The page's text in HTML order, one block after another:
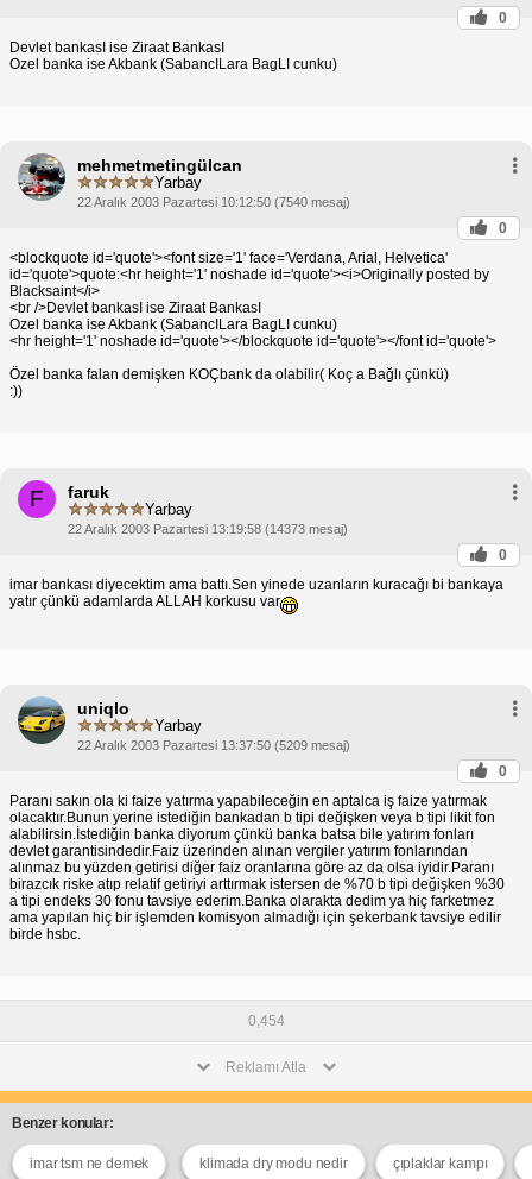
0
Devlet bankasI ise Ziraat BankasI
Ozel banka ise Akbank (SabancILara BagLI cunku)
mehmetmetingülcan
Yarbay
22 Aralık 2003 Pazartesi 10:12:50 (7540 mesaj)
0
<blockquote id='quote'><font size='1' face='Verdana, Arial, Helvetica'
id='quote'>quote:<hr height='1' noshade id='quote'><i>Originally posted by
Blacksaint</i>
<br />Devlet bankasI ise Ziraat BankasI
Ozel banka ise Akbank (SabancILara BagLI cunku)
<hr height='1' noshade id='quote'></blockquote id='quote'></font id='quote'>
Özel banka falan demişken KOÇbank da olabilir( Koç a Bağlı çünkü)
:))
F faruk
Yarbay
22 Aralık 2003 Pazartesi 13:19:58 (14373 mesaj)
0
imar bankası diyecektim ama battı.Sen yinede uzanların kuracağı bi bankaya
yatır çünkü adamlarda ALLAH korkusu var
uniqlo
Yarbay
22 Aralık 2003 Pazartesi 13:37:50 (5209 mesaj)
0
Paranı sakın ola ki faize yatırma yapabileceğin en aptalca iş faize yatırmak
olacaktır.Bunun yerine istediğin bankadan b tipi değişken veya b tipi likit fon
alabilirsin.İstediğin banka diyorum çünkü banka batsa bile yatırım fonları
devlet garantisindedir.Faiz üzerinden alınan vergiler yatırım fonlarından
alınmaz bu yüzden getirisi diğer faiz oranlarına göre az da olsa iyidir.Paranı
birazcık riske atıp relatif getiriyi arttırmak istersen de %70 b tipi değişken %30
a tipi endeks 30 fonu tavsiye ederim.Banka olarakta dedim ya hiç farketmez
ama yapılan hiç bir işlemden komisyon almadığı için şekerbank tavsiye edilir
birde hsbc.
0,454
Reklamı Atla
Benzer konular:
imar tsm ne demek klimada dry modu nedir çıplaklar kampı